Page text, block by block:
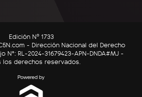
Edición Nº 1733
- Dirección Nacional del Derecho
N°: RL-2024-31679423-APN-DNDA#MJ -
los derechos reservados.